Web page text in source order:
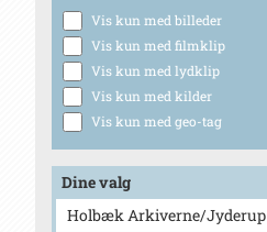
Vis kun med billeder
Vis kun med filmklip
Vis kun med lydklip
Vis kun med kilder
Vis kun med geo-tag
Dine valg
Holbæk Arkiverne/Jyderup